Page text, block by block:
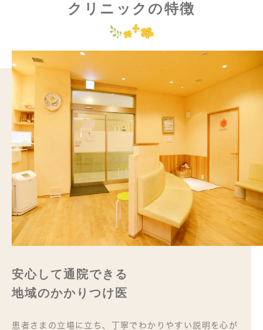
クリニックの特徴
安心して通院できる
地域のかかりつけ医
患者さまの立場に立ち、丁寧でわかりやすい説明を心が